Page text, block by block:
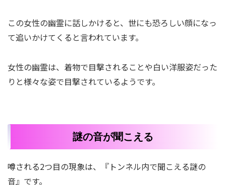
この女性の幽霊に話しかけると、世にも恐ろしい顔になっ
て追いかけてくると言われています。
女性の幽霊は、着物で目撃されることや白い洋服姿だった
りと様々な姿で目撃されているようです。
謎の音が聞こえる
噂される2つ目の現象は、『トンネル内で聞こえる謎の
音』です。